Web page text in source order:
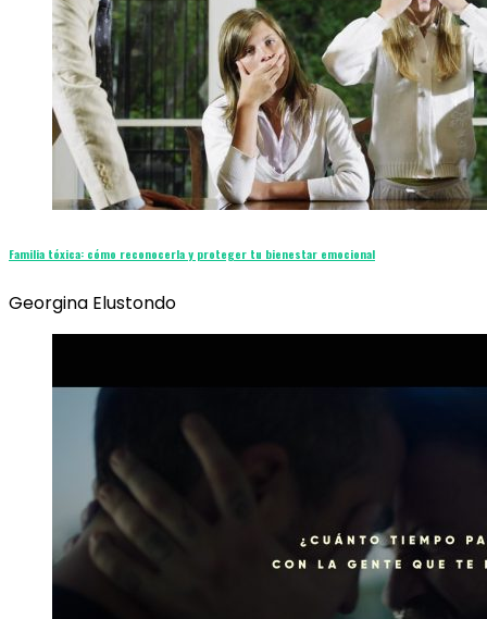
Familia tóxica: cómo reconocerla y proteger tu bienestar emocional
Georgina Elustondo